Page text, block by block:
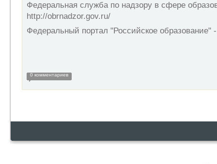
Федеральная служба по надзору в сфере
http://obrnadzor.gov.ru/
Федеральный портал "Российское образование"
0 комментариев